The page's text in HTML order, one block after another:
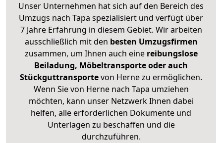
Unser Unternehmen hat sich auf den Bereich des
Umzugs nach Tapa spezialisiert und verfügt über
7 Jahre Erfahrung in diesem Gebiet. Wir arbeiten
ausschließlich mit den besten Umzugsfirmen
zusammen, um Ihnen auch eine reibungslose
Beiladung, Möbeltransporte oder auch
Stückguttransportevon Herne zu ermöglichen.
Wenn Sie von Herne nach Tapa umziehen
möchten, kann unser Netzwerk Ihnen dabei
helfen, alle erforderlichen Dokumente und
Unterlagen zu beschaffen und die
durchzuführen.